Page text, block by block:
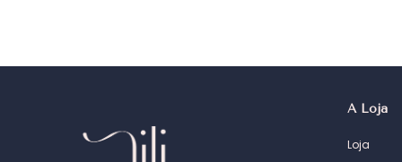
A Loja
Loja